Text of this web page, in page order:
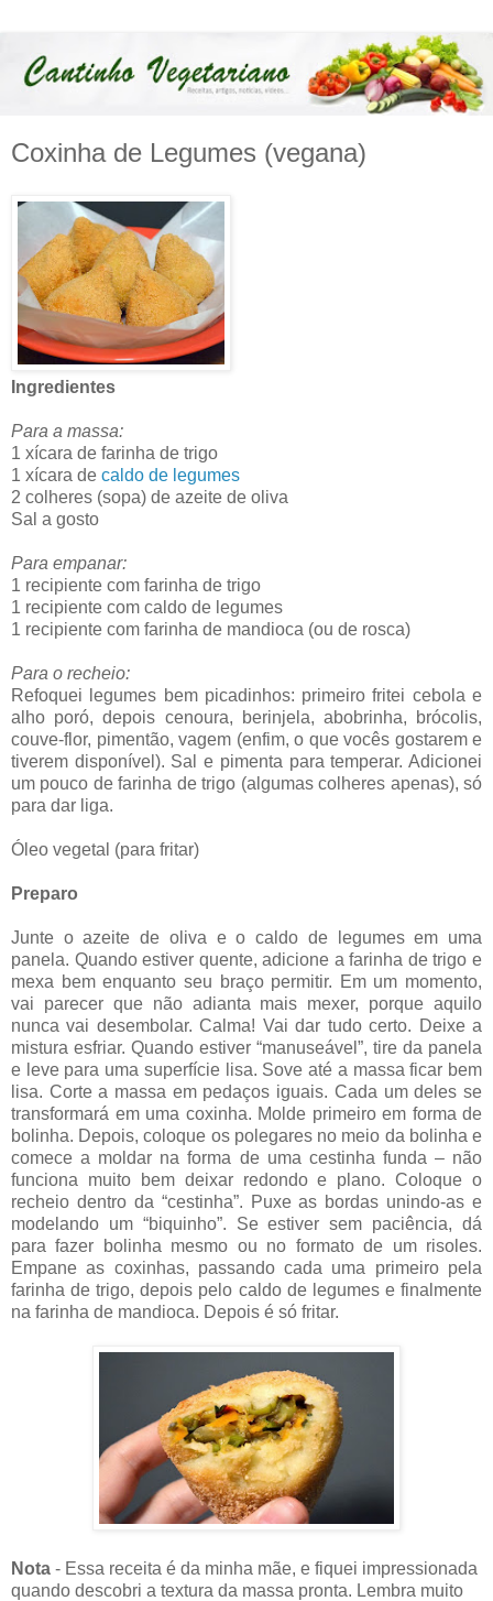
Coxinha de Legumes (vegana)
Ingredientes
Para a massa:
1 xícara de farinha de trigo
1 xícara de caldo de legumes
2 colheres (sopa) de azeite de oliva
Sal a gosto
Para empanar:
1 recipiente com farinha de trigo
1 recipiente com caldo de legumes
1 recipiente com farinha de mandioca (ou de rosca)
Para o recheio:
Refoquei legumes bem picadinhos: primeiro fritei cebola e
alho poró, depois cenoura, berinjela, abobrinha, brócolis,
couve-flor, pimentão, vagem (enfim, o que vocês gostarem e
tiverem disponível). Sal e pimenta para temperar. Adicionei
um pouco de farinha de trigo (algumas colheres apenas), só
para dar liga.
Óleo vegetal (para fritar)
Preparo
Junte o azeite de oliva e o caldo de legumes em uma
panela. Quando estiver quente, adicione a farinha de trigo e
mexa bem enquanto seu braço permitir. Em um momento,
vai parecer que não adianta mais mexer, porque aquilo
nunca vai desembolar. Calma! Vai dar tudo certo. Deixe a
mistura esfriar. Quando estiver “manuseável”, tire da panela
e leve para uma superfície lisa. Sove até a massa ficar bem
lisa. Corte a massa em pedaços iguais. Cada um deles se
transformará em uma coxinha. Molde primeiro em forma de
bolinha. Depois, coloque os polegares no meio da bolinha e
comece a moldar na forma de uma cestinha funda – não
funciona muito bem deixar redondo e plano. Coloque o
recheio dentro da “cestinha”. Puxe as bordas unindo-as e
modelando um “biquinho”. Se estiver sem paciência, dá
para fazer bolinha mesmo ou no formato de um risoles.
Empane as coxinhas, passando cada uma primeiro pela
farinha de trigo, depois pelo caldo de legumes e finalmente
na farinha de mandioca. Depois é só fritar.
Nota - Essa receita é da minha mãe, e fiquei impressionada
quando descobri a textura da massa pronta. Lembra muito